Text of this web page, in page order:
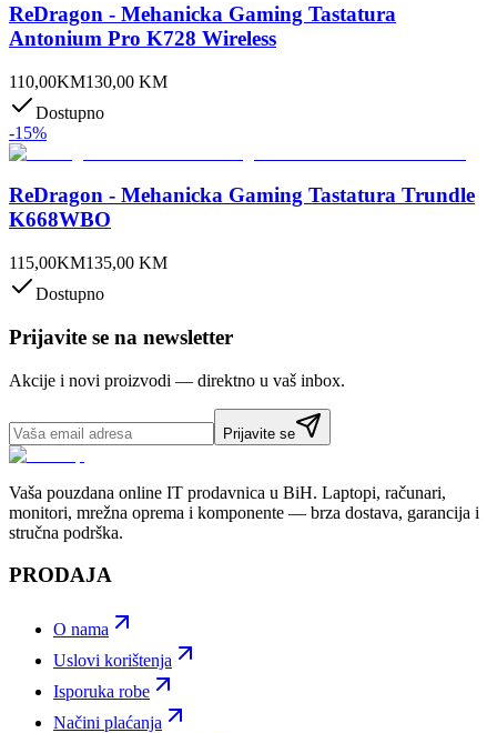
ReDragon - Mehanicka Gaming Tastatura
Antonium Pro K728 Wireless
110,00KM130,00 KM
Dostupno
-15%
ReDragon - Mehanicka Gaming Tastatura Trundle
K668WBO
115,00KM135,00 KM
Dostupno
Prijavite se na newsletter
Akcije i novi proizvodi — direktno u vaš inbox.
Prijavite se
Vaša pouzdana online IT prodavnica u BiH. Laptopi, računari,
monitori, mrežna oprema i komponente — brza dostava, garancija i
stručna podrška.
PRODAJA
O nama
Uslovi korištenja
Isporuka robe
Načini plaćanja